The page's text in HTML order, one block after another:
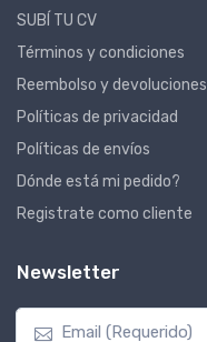
SUBÍ TU CV
Términos y condiciones
Reembolso y devoluciones
Políticas de privacidad
Políticas de envíos
Dónde está mi pedido?
Registrate como cliente
Newsletter